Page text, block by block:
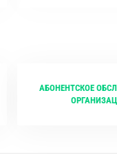
АБОНЕНТСКОЕ